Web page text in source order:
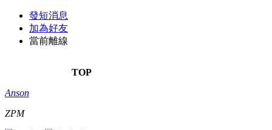
發短消息
加為好友
當前離線
TOP
Anson
ZPM